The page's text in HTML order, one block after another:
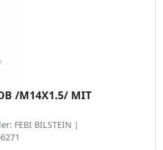
/M14X1.5/ MIT
FEBI BILSTEIN |